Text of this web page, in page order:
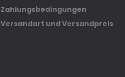
Zahlungsbedingungen
Versandart und Versandpreis